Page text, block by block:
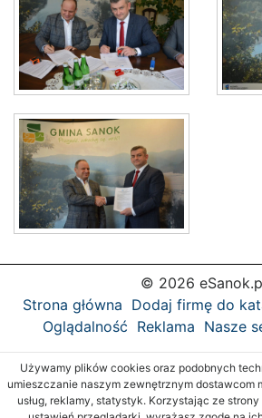
© 2026
Strona główna Dodaj firmę do
Oglądalność Reklama Nasze
Używamy plików cookies oraz podobnych
umieszczanie naszym zewnętrznym dostawcom
usług, reklamy, statystyk. Korzystając ze